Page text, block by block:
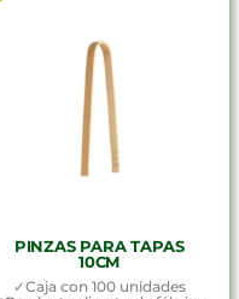
PINZAS PARA TAPAS
10CM
✓Caja con 100 unidades